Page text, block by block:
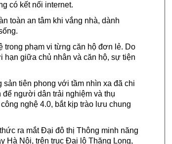
có kết nối internet.
toàn an tâm khi vắng nhà, dành
trong phạm vi từng căn hộ đơn lẻ. Do
hạn giữa chủ nhân và căn hộ, sự tiện
tiên phong với tầm nhìn xa đã chi
người dân trải nghiệm và thụ
nghệ 4.0, bắt kịp trào lưu chung
ra mắt Đại đô thị Thông minh năng
Hà Nội, trên trục Đại lộ Thăng Long,